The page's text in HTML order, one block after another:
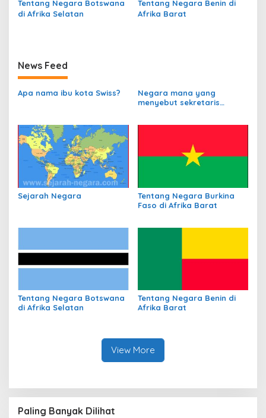
Tentang Negara Botswana
di Afrika Selatan
Tentang Negara Benin di
Afrika Barat
News Feed
Apa nama ibu kota Swiss?
Negara mana yang
menyebut sekretaris
Sejarah Negara
Tentang Negara Burkina
Faso di Afrika Barat
Tentang Negara Botswana
di Afrika Selatan
Tentang Negara Benin di
Afrika Barat
View More
Paling Banyak Dilihat